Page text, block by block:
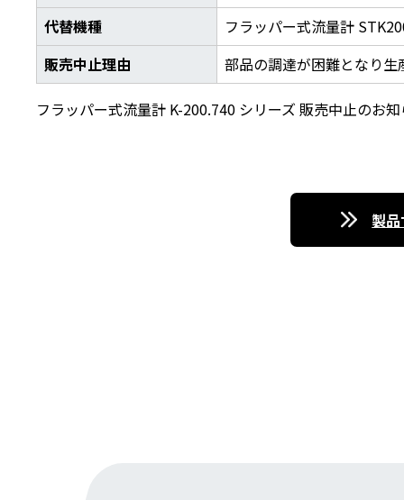
代替機種
フラッパー式流量計
販売中止理由
部品の調達が困難となり
フラッパー式流量計 K-200.740 シリーズ 販売中止のお
製